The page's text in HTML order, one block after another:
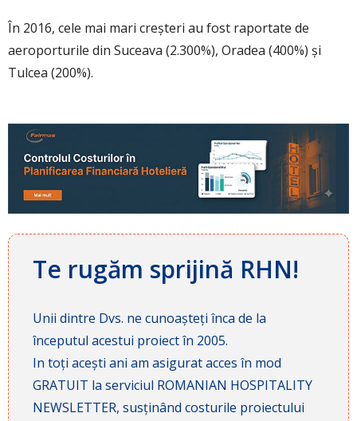
În 2016, cele mai mari creșteri au fost raportate de
aeroporturile din Suceava (2.300%), Oradea (400%) și
Tulcea (200%).
Te rugăm sprijină RHN!
Unii dintre Dvs. ne cunoașteți înca de la
începutul acestui proiect în 2005.
In toți acești ani am asigurat acces în mod
GRATUIT la serviciul ROMANIAN HOSPITALITY
NEWSLETTER, susținând costurile proiectului